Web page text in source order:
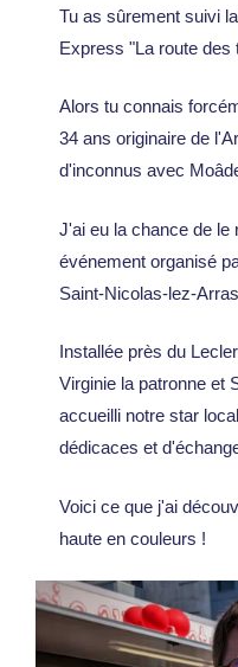
Tu as sûrement suivi
Express "La route des
Alors tu connais
34 ans originaire de
d'inconnus avec
J'ai eu la chance de le
événement organisé
Saint-Nicolas-lez-
Installée près du
Virginie la patronne et
accueilli notre star
dédicaces et
Voici ce que j'ai
haute en couleurs !